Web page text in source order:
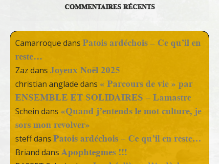
COMMENTAIRES RÉCENTS
Camarroque dans Patois ardéchois – Ce qu’il en
reste…
Zaz dans Joyeux Noël 2025
christian anglade dans « Parcours de vie » par
ENSEMBLE ET SOLIDAIRES – Lamastre
Schein dans «Quand j’entends le mot culture, je
sors mon revolver»
steffdans Patois ardéchois – Ce qu’il en reste…
Briand dans Apophtegmes !!!